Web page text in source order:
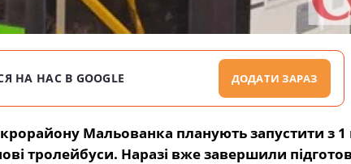
НА НАС В GOOGLE ДОДАТИ ЗАРАЗ
Мальованка планують запустити з 1
тролейбуси. Наразі вже завершили